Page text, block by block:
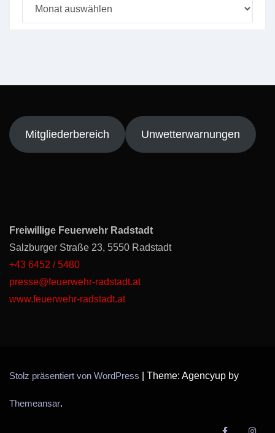
Mitgliederbereich Unwetterwarnungen
Freiwillige Feuerwehr Radstadt
Salzburger Straße 23, 5550 Radstadt
+43 6452 / 5480
presse@feuerwehr-radstadt.at
www.feuerwehr-radstadt.at
Stolz präsentiert von WordPress Theme: Agencyup by
Themeansar.